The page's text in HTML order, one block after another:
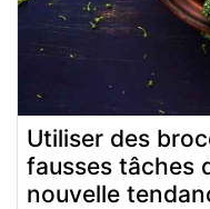
Utiliser des
fausses tâches
nouvelle